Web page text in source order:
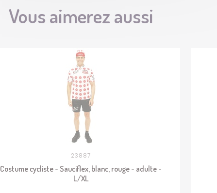
Vous aimerez aussi
23887
Costume cycliste - Sauciflex, blanc, rouge - adulte -
L/XL